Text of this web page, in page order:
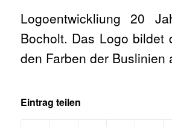
Logoentwickliung 20
Bocholt. Das Logo bildet
den Farben der Buslinien
Eintrag teilen